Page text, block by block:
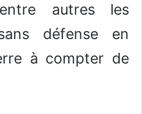
autres les
défense en
à compter de